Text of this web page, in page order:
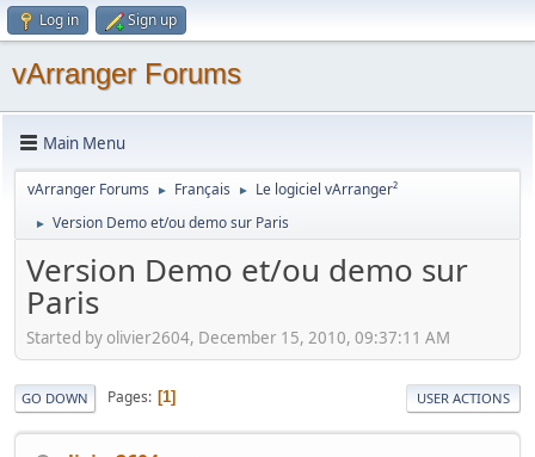
Log in Sign up
vArranger Forums
Main Menu
vArranger Forums ► Français ► Le logiciel vArranger²
► Version Demo et/ou demo sur Paris
Version Demo et/ou demo sur
Paris
Started by olivier2604, December 15, 2010, 09:37:11 AM
GO DOWN Pages 1 USER ACTIONS